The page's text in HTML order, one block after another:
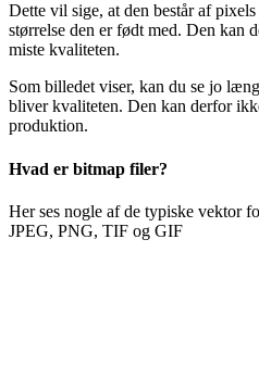
Dette vil sige, at den består af
størrelse den er født med. Den kan
miste kvaliteten.
Som billedet viser, kan du se jo
bliver kvaliteten. Den kan derfor
produktion.
Hvad er bitmap filer?
Her ses nogle af de typiske vektor
JPEG, PNG, TIF og GIF